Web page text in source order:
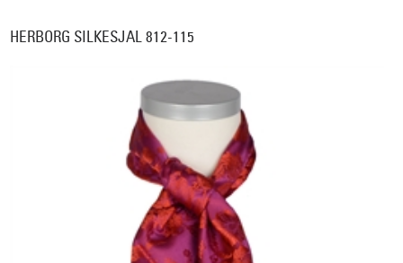
HERBORG SILKESJAL 812-115